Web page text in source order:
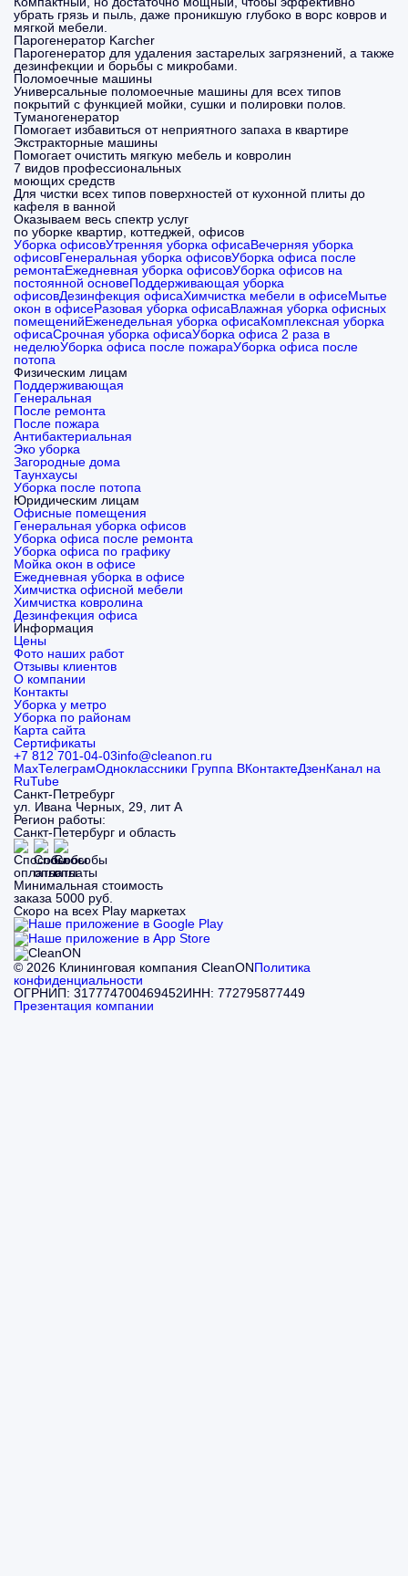
убрать грязь и пыль, даже проникшую глубоко в ворс ковров и
мягкой мебели.
Парогенератор Karcher
Парогенератор для удаления застарелых загрязнений, а также
дезинфекции и борьбы с микробами.
Поломоечные машины
Универсальные поломоечные машины для всех типов
покрытий с функцией мойки, сушки и полировки полов.
Туманогенератор
Помогает избавиться от неприятного запаха в квартире
Экстракторные машины
Помогает очистить мягкую мебель и ковролин
7 видов профессиональных
моющих средств
Для чистки всех типов поверхностей от кухонной плиты до
кафеля в ванной
Оказываем весь спектр услуг
по уборке квартир, коттеджей, офисов
Уборка офисовУтренняя уборка офисаВечерняя уборка
офисовГенеральная уборка офисовУборка офиса после
ремонтаЕжедневная уборка офисовУборка офисов на
постоянной основеПоддерживающая уборка
офисовДезинфекция офисаХимчистка мебели в офисеМытье
окон в офисеРазовая уборка офисаВлажная уборка офисных
помещенийЕженедельная уборка офисаКомплексная уборка
офисаСрочная уборка офисаУборка офиса 2 раза в
неделюУборка офиса после пожараУборка офиса после
потопа
Физическим лицам
Поддерживающая
Генеральная
После ремонта
После пожара
Антибактериальная
Эко уборка
Загородные дома
Таунхаусы
Уборка после потопа
Юридическим лицам
Офисные помещения
Генеральная уборка офисов
Уборка офиса после ремонта
Уборка офиса по графику
Мойка окон в офисе
Ежедневная уборка в офисе
Химчистка офисной мебели
Химчистка ковролина
Дезинфекция офиса
Информация
Цены
Фото наших работ
Отзывы клиентов
О компании
Контакты
Уборка у метро
Уборка по районам
Карта сайта
Сертификаты
+7 812 701-04-03info@cleanon.ru
MaxТелеграмОдноклассники Группа ВКонтактеДзенКанал на
RuTube
Санкт-Петребург
ул. Ивана Черных, 29, лит А
Регион работы:
Санкт-Петербург и область
Минимальная стоимость
заказа 5000 руб.
Скоро на всех Play маркетах
© 2026 Клининговая компания CleanONПолитика
конфиденциальности
ОГРНИП: 317774700469452ИНН: 772795877449
Презентация компании